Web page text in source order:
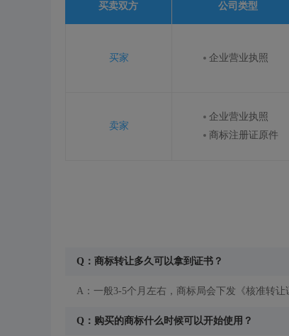
买卖双方 公司类型
买家 企业营业执照
卖家
企业营业执照
商标注册证原件
Q：商标转让多久可以拿到证书？
A：一般3-5个月左右，商标局会下发《核准转让
Q：购买的商标什么时候可以开始使用？